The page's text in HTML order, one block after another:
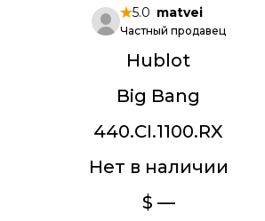
5.0 matvei
Частный продавец
Hublot
Big Bang
440.CI.1100.RX
Нет в наличии
$ —